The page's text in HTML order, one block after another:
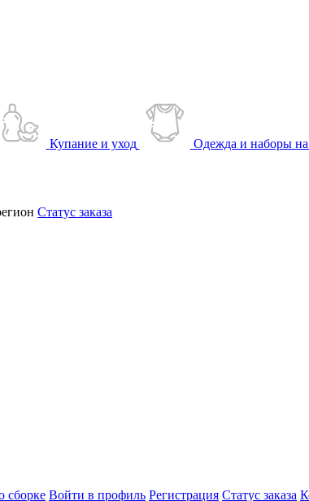
Купание и уход Одежда и наборы
Статус заказа
сборке Войти в профиль Регистрация Статус заказа